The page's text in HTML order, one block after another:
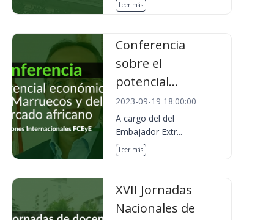
Leer más
Conferencia
sobre el
potencial...
2023-09-19 18:00:00
A cargo del del
Embajador Extr...
Leer más
XVII Jornadas
Nacionales de